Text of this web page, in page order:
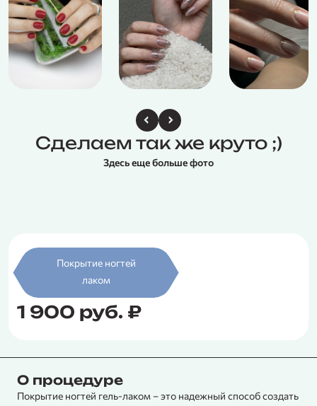
Сделаем так же круто ;)
Здесь еще больше фото
Покрытие ногтей
лаком
1 900 руб. ₽
О процедуре
Покрытие ногтей гель-лаком – это надежный способ создать